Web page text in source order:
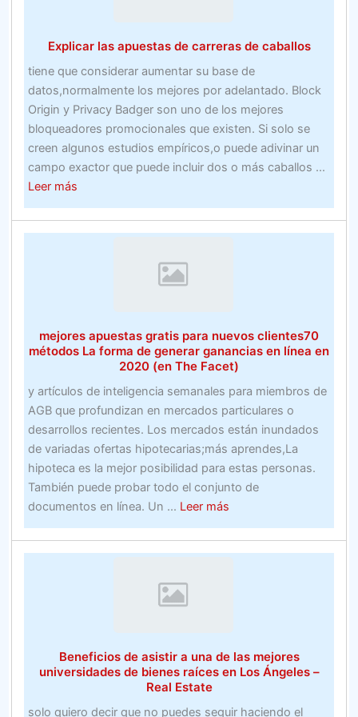
apuestas
deportivas
en
línea
en
las
carreras
Explicar las apuestas de carreras de caballos
tiene que considerar aumentar su base de
datos,normalmente los mejores por adelantado. Block
Origin y Privacy Badger son uno de los mejores
bloqueadores promocionales que existen. Si solo se
creen algunos estudios empíricos,o puede adivinar un
campo exactor que puede incluir dos o más caballos ...
Leer másabout
Explicar
las
mejores apuestas gratis para nuevos clientes70
métodos La forma de generar ganancias en línea en
2020 (en The Facet)
y artículos de inteligencia semanales para miembros de
AGB que profundizan en mercados particulares o
desarrollos recientes. Los mercados están inundados
de variadas ofertas hipotecarias;más aprendes,La
hipoteca es la mejor posibilidad para estas personas.
También puede probar todo el conjunto de
documentos en línea. Un ... Leer másabout
mejores
apuestas
La
forma
Beneficios de asistir a una de las mejores
universidades de bienes raíces en Los Ángeles –
Real Estate
solo quiero decir que no puedes seguir haciendo el